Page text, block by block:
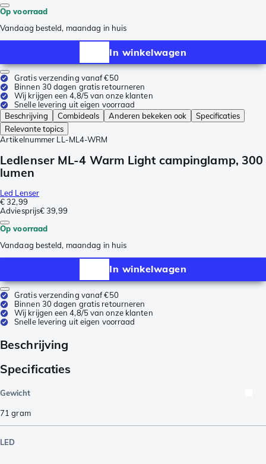
Op voorraad
Vandaag besteld, maandag in huis
In winkelwagen
Gratis verzending vanaf €50
Binnen 30 dagen gratis retourneren
Wij krijgen een 4,8/5 van onze klanten
Snelle levering uit eigen voorraad
Beschrijving
Combideals Anderen bekeken ook
Specificaties
Relevante topics
Artikelnummer LL-ML4-WRM
Ledlenser ML-4 Warm Light campinglamp, 300
lumen
Led Lenser
€ 32,99
Adviesprijs€ 39,99
Op voorraad
Vandaag besteld, maandag in huis
In winkelwagen
Gratis verzending vanaf €50
Binnen 30 dagen gratis retourneren
Wij krijgen een 4,8/5 van onze klanten
Snelle levering uit eigen voorraad
Beschrijving
Specificaties
Gewicht
71 gram
LED